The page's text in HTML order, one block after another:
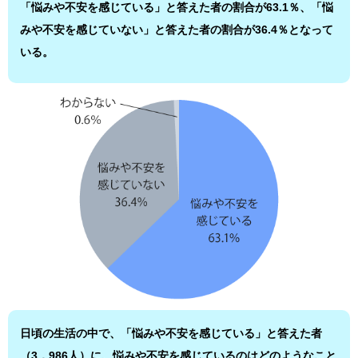
「悩みや不安を感じている」と答えた者の割合が63.1％、「悩
みや不安を感じていない」と答えた者の割合が36.4％となって
いる。
日頃の生活の中で、「悩みや不安を感じている」と答えた者